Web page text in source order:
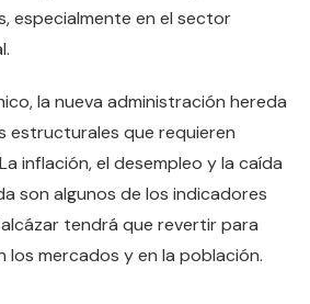
especialmente en el sector
la nueva administración hereda
estructurales que requieren
inflación, el desempleo y la caída
son algunos de los indicadores
tendrá que revertir para
los mercados y en la población.